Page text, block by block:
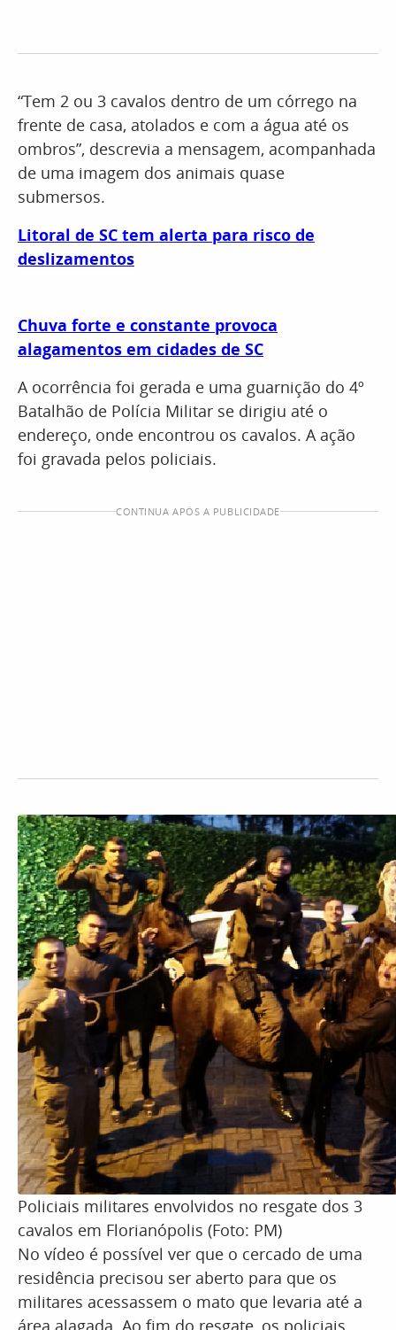
“Tem 2 ou 3 cavalos dentro de um córrego na
frente de casa, atolados e com a água até os
ombros”, descrevia a mensagem, acompanhada
de uma imagem dos animais quase
submersos.
Litoral de SC tem alerta para risco de
deslizamentos
Chuva forte e constante provoca
alagamentos em cidades de SC
A ocorrência foi gerada e uma guarnição do 4º
Batalhão de Polícia Militar se dirigiu até o
endereço, onde encontrou os cavalos. A ação
foi gravada pelos policiais.
CONTINUA APÓS A PUBLICIDADE
Policiais militares envolvidos no resgate dos 3
cavalos em Florianópolis (Foto: PM)
No vídeo é possível ver que o cercado de uma
residência precisou ser aberto para que os
militares acessassem o mato que levaria até a
área alagada. Ao fim do resgate, os policiais